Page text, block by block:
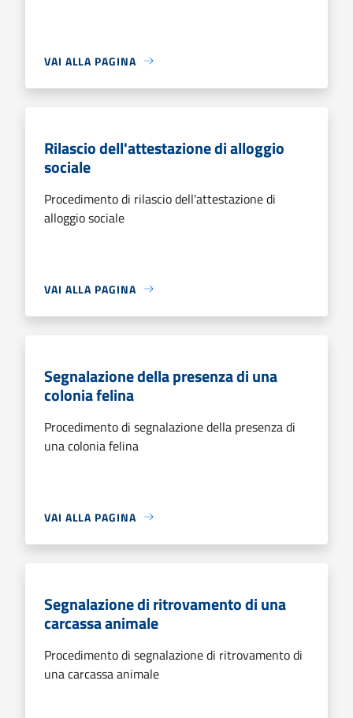
VAI ALLA PAGINA
Rilascio dell'attestazione di alloggio
sociale
Procedimento di rilascio dell'attestazione di
alloggio sociale
VAI ALLA PAGINA
Segnalazione della presenza di una
colonia felina
Procedimento di segnalazione della presenza di
una colonia felina
VAI ALLA PAGINA
Segnalazione di ritrovamento di una
carcassa animale
Procedimento di segnalazione di ritrovamento di
una carcassa animale